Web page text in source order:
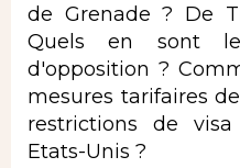
de Grenade ? De
Quels en sont
d'opposition ?
mesures tarifaires
restrictions de
Etats-Unis ?